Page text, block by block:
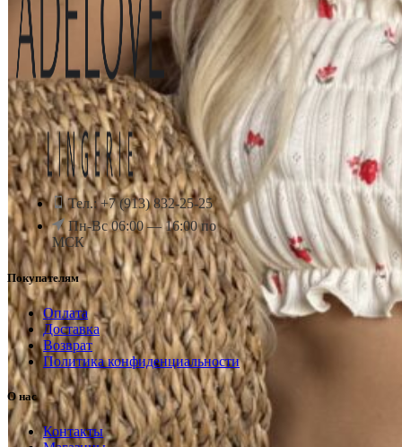
Тел.: +7 (913) 832-25-25
Пн-Вс 06:00 — 16:00 по
МСК
Покупателям
Оплата
Доставка
Возврат
Политика конфиденциальности
О нас
Контакты